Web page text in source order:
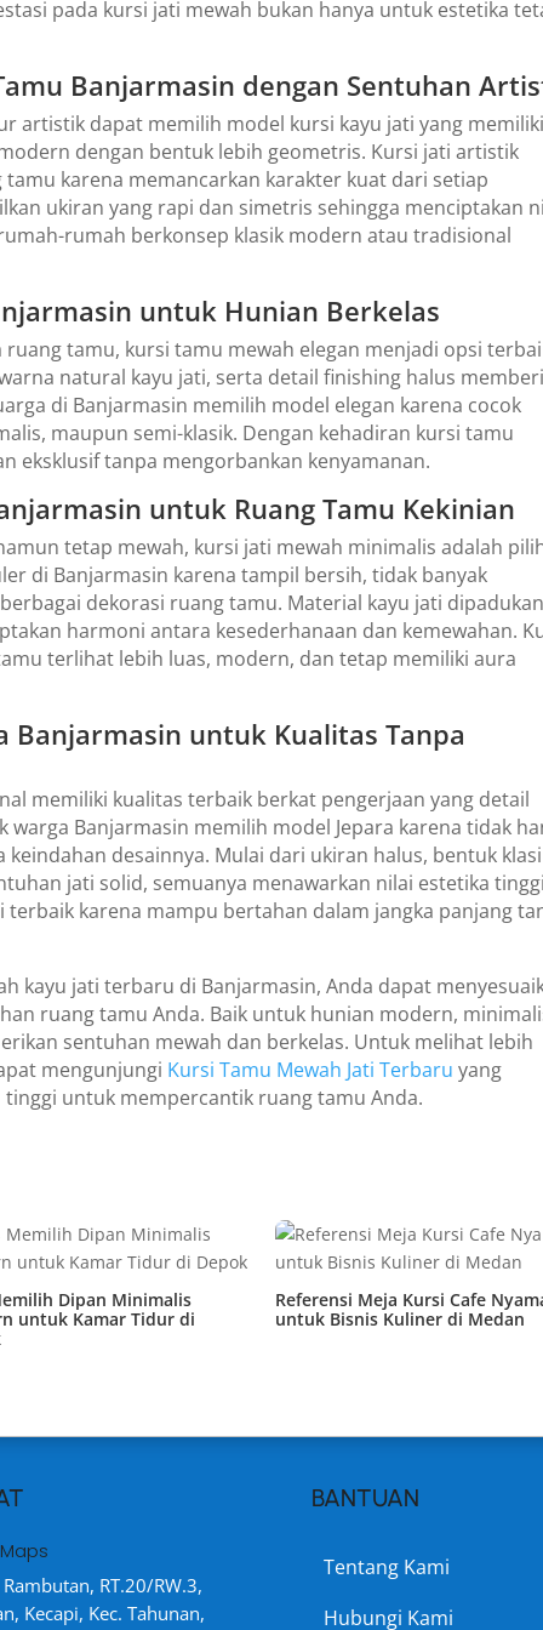
pada kursi jati mewah bukan hanya untuk estetika
Banjarmasin dengan Sentuhan
artistik dapat memilih model kursi kayu jati yang
dengan bentuk lebih geometris. Kursi jati artistik
karena memancarkan karakter kuat dari setiap
ukiran yang rapi dan simetris sehingga menciptakan
rumah berkonsep klasik modern atau tradisional
untuk Hunian Berkelas
tamu, kursi tamu mewah elegan menjadi opsi
natural kayu jati, serta detail finishing halus
di Banjarmasin memilih model elegan karena cocok
maupun semi-klasik. Dengan kehadiran kursi tamu
eksklusif tanpa mengorbankan kenyamanan.
untuk Ruang Tamu Kekinian
tetap mewah, kursi jati mewah minimalis adalah
di Banjarmasin karena tampil bersih, tidak banyak
dekorasi ruang tamu. Material kayu jati
harmoni antara kesederhanaan dan kemewahan.
terlihat lebih luas, modern, dan tetap memiliki aura
Banjarmasin untuk Kualitas Tanpa
memiliki kualitas terbaik berkat pengerjaan yang detail
warga Banjarmasin memilih model Jepara karena tidak
desainnya. Mulai dari ukiran halus, bentuk
jati solid, semuanya menawarkan nilai estetika
terbaik karena mampu bertahan dalam jangka panjang
kayu jati terbaru di Banjarmasin, Anda dapat
ruang tamu Anda. Baik untuk hunian modern,
sentuhan mewah dan berkelas. Untuk melihat lebih
mengunjungi Kursi Tamu Mewah Jati Terbaru yang
untuk mempercantik ruang tamu Anda.
Dipan Minimalis
untuk Kamar Tidur di
Referensi Meja Kursi Cafe
untuk Bisnis Kuliner di Medan
RT.20/RW.3,
Kecapi, Kec. Tahunan,
BANTUAN
Tentang Kami
Hubungi Kami